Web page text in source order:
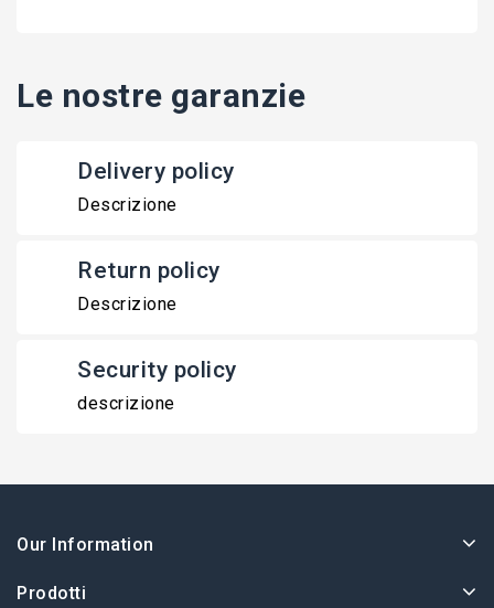
Le nostre garanzie
Delivery policy
Descrizione
Return policy
Descrizione
Security policy
descrizione
Our Information
Prodotti